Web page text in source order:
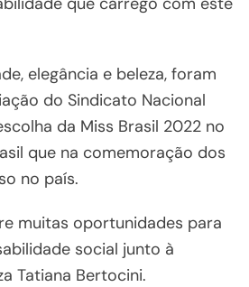
elegância e beleza, foram
do Sindicato Nacional
da Miss Brasil 2022 no
que na comemoração dos
no país.
muitas oportunidades para
social junto à
Tatiana Bertocini.